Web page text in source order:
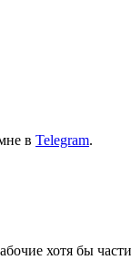
в Telegram.
хотя бы